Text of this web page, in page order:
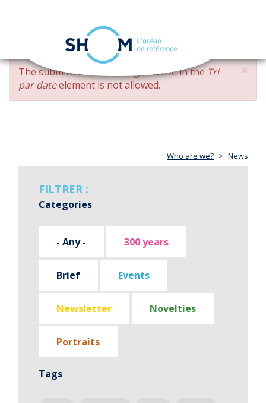
Skip
main
content
navigation
×
ERROR
MESSAGE
The submitted value changed DESCin the Tri
par dateelement is not allowed.
Who are we? News
FILTRER :
Categories
- Any - 300 years
Brief Events
Newsletter Novelties
Portraits
Tags